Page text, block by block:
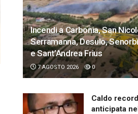
Incendi a Carbonia, San
Serramanna, Desulo,
e Sant’Andrea Frius
7 AGOSTO 2026 0
Caldo
anticipata